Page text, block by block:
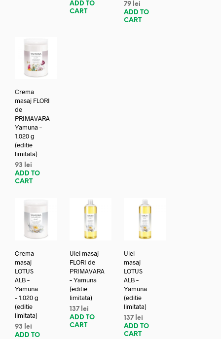
ADD TO
CART
79 lei
ADD TO
CART
Crema
masaj FLORI
de
PRIMAVARA-
Yamuna –
1.020 g
(editie
limitata)
93
lei
ADD TO
CART
Crema
masaj
LOTUS
ALB –
Yamuna
– 1.020 g
(editie
limitata)
93
lei
ADD TO
Ulei masaj
FLORI de
PRIMAVARA
– Yamuna
(editie
limitata)
137 lei
ADD TO
CART
Ulei
masaj
LOTUS
ALB –
Yamuna
(editie
limitata)
137 lei
ADD TO
CART